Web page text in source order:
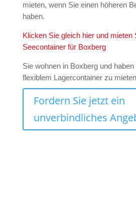
mieten, wenn Sie einen höheren
haben.
Klicken Sie gleich hier und mieten
Seecontainer für Boxberg
Sie wohnen in Boxberg und
flexiblem Lagercontainer zu
Fordern Sie jetzt ein
unverbindliches